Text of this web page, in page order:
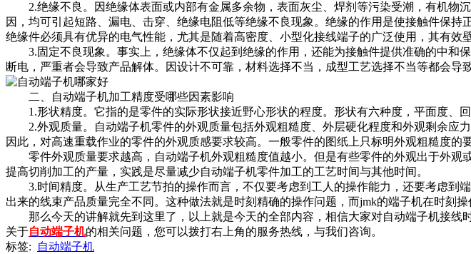
2.绝缘不良。因绝缘体表面或内部有金属多余物，表面灰尘、焊剂等污染受潮，有机物
因，均可引起短路、漏电、击穿、绝缘电阻低等绝缘不良现象。绝缘的作用是使接触件保
绝缘件必须具有优异的电气性能，尤其是随着高密度、小型化接线端子的广泛使用，其有效
3.固定不良现象。事实上，绝缘体不仅起到绝缘的作用，还能为接触件提供准确的中和
断电，严重者会导致产品解体。因设计不可靠，材料选择不当，成型工艺选择不当等都会导
二、自动端子机加工精度受哪些因素影响
1.形状精度。它指的是零件的实际形状接近野心形状的程度。形状有六种度，平面度、回
2.外观质量。自动端子机零件的外观质量包括外观粗糙度、外层硬化程度和外观剩余应
因此，对高速重载作业的零件的外观质感要求较高。一般零件的图纸上只标明外观粗糙度的
零件外观质量要求越高，自动端子机外观粗糙度值越小。但是有些零件的外观出于外观
提高切削加工的产量，实践是尽量减少自动端子机零件加工的工艺时间与其他时间。
3.时间精度。从生产工艺节拍的操作而言，不仅要考虑到工人的操作能力，还要考虑到
出来的线束产品质量完全不同。这种做法就是时刻精确的操作问题，而jmk的端子机在时刻操
那么今天的讲解就先到这里了，以上就是今天的全部内容，相信大家对自动端子机接线
关于自动端子机的相关问题，您可以拨打右上角的服务热线，与我们咨询。
标签:
自动端子机